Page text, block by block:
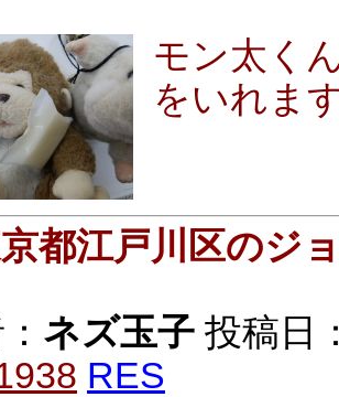
モン太く
をいれま
都江戸川区のジ
ネズ玉子 投稿日
RES